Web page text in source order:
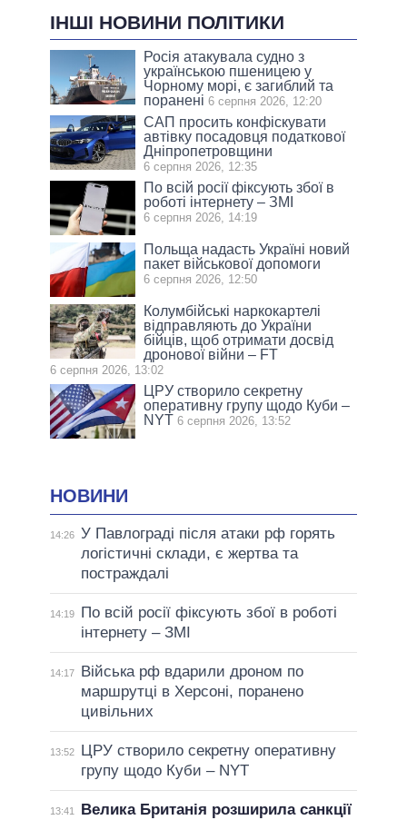
ІНШІ НОВИНИ ПОЛІТИКИ
Росія атакувала судно з
українською пшеницею у
Чорному морі, є загиблий та
поранені 6 серпня 2026, 12:20
САП просить конфіскувати
автівку посадовця податкової
Дніпропетровщини
6 серпня 2026, 12:35
По всій росії фіксують збої в
роботі інтернету – ЗМІ
6 серпня 2026, 14:19
Польща надасть Україні новий
пакет військової допомоги
6 серпня 2026, 12:50
Колумбійські наркокартелі
відправляють до України
бійців, щоб отримати досвід
дронової війни – FT
6 серпня 2026, 13:02
ЦРУ створило секретну
оперативну групу щодо Куби –
NYT 6 серпня 2026, 13:52
НОВИНИ
14:26 У Павлограді після атаки рф горять
логістичні склади, є жертва та
постраждалі
14:19
По всій росії фіксують збої в роботі
інтернету – ЗМІ
14:17
Війська рф вдарили дроном по
маршрутці в Херсоні, поранено
цивільних
13:52
ЦРУ створило секретну оперативну
групу щодо Куби – NYT
13:41
Велика Британія розширила санкції